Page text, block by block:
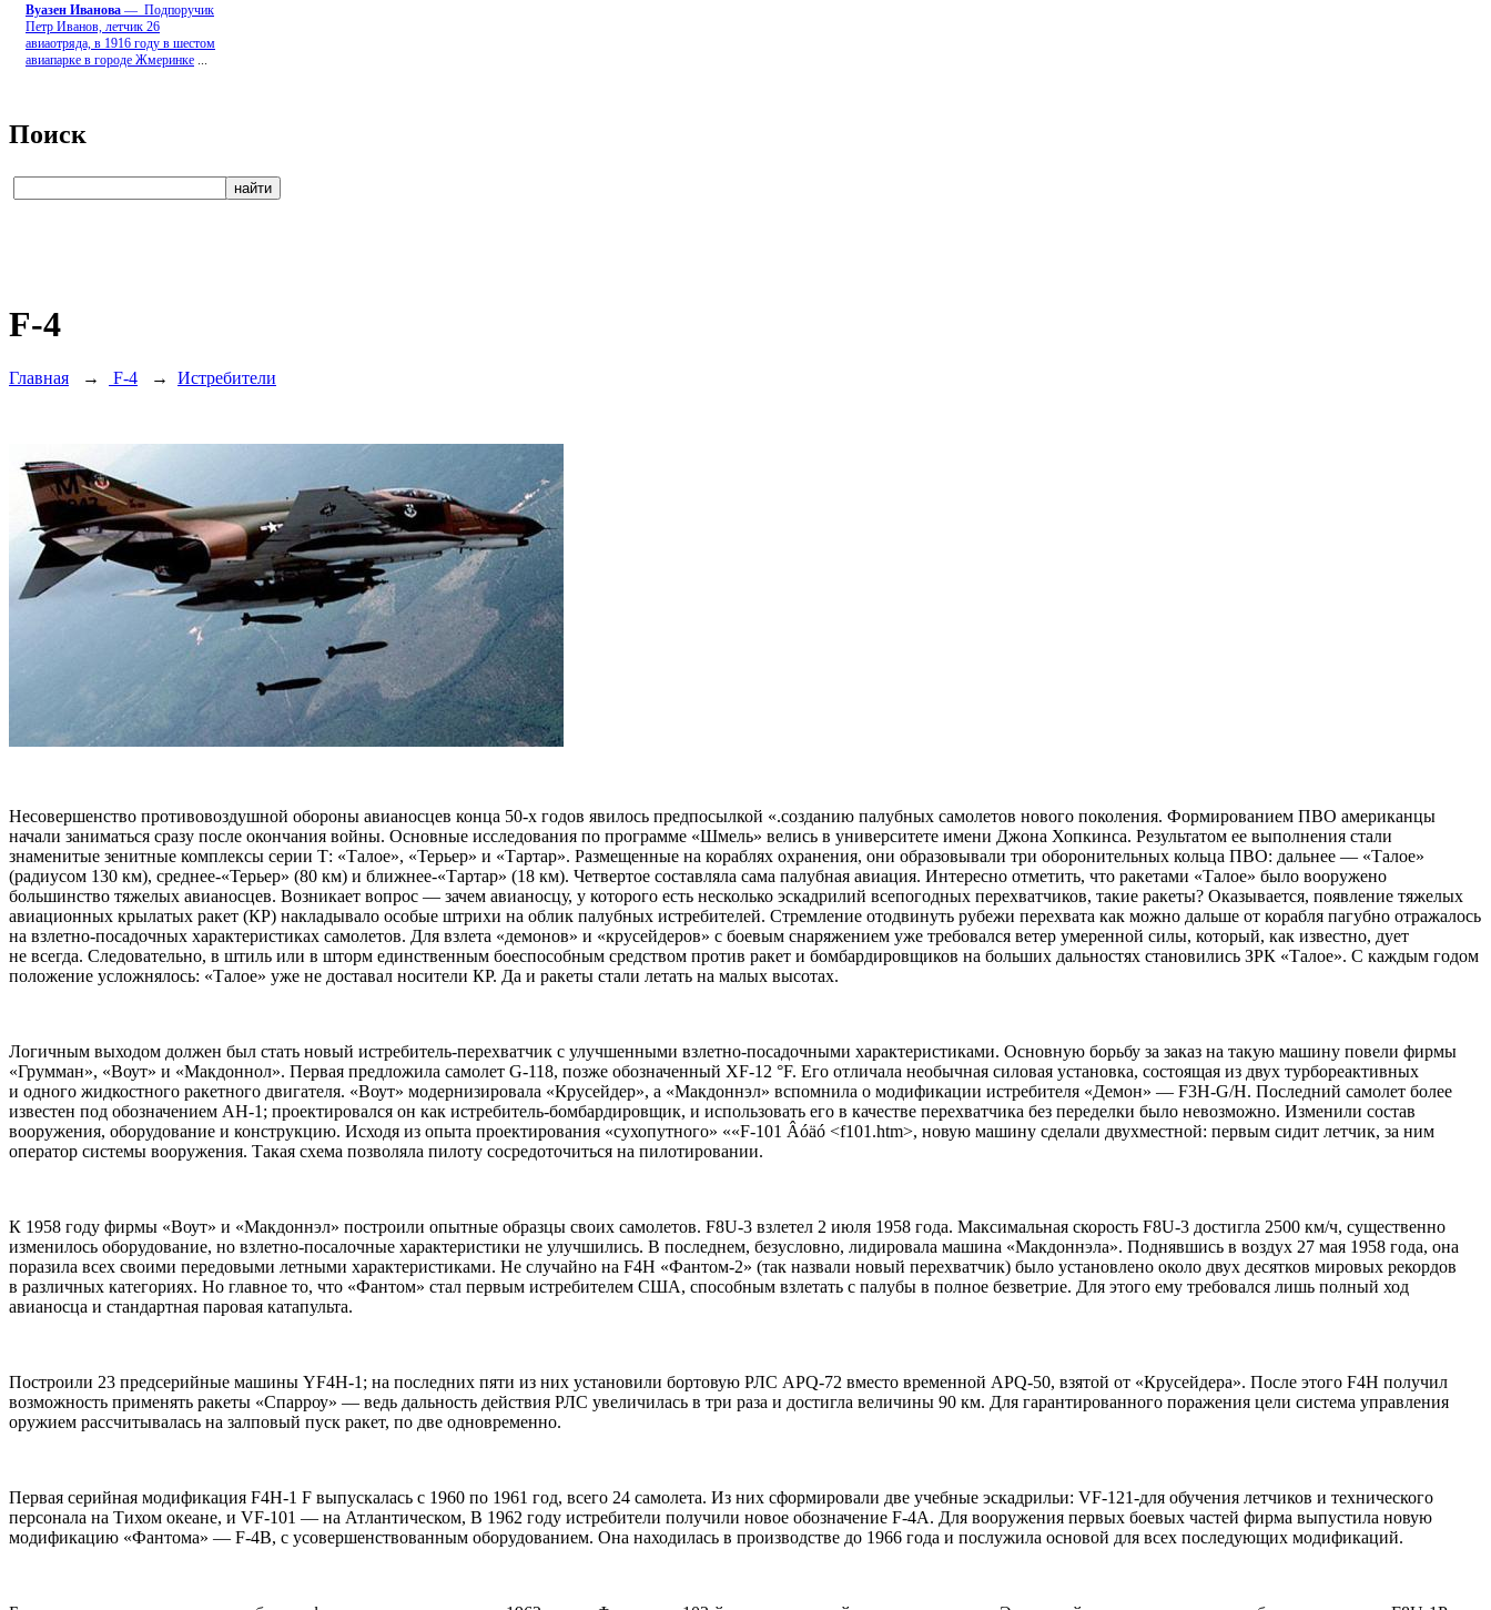
Вуазен Иванова — Подпоручик
Петр Иванов, летчик 26
авиаотряда, в 1916 году в шестом
авиапарке в городе Жмеринке
Поиск
F-4
Главная → F-4 → Истребители
Несовершенство противовоздушной обороны авианосцев конца 50-х годов явилось предпосылкой «.созданию палубных самолетов нового поколения. Формированием ПВО американцы
начали заниматься сразу после окончания войны. Основные исследования по программе «Шмель» велись в университете имени Джона Хопкинса. Результатом ее выполнения стали
знаменитые зенитные комплексы серии Т: «Талое», «Терьер» и «Тартар». Размещенные на кораблях охранения, они образовывали три оборонительных кольца ПВО: дальнее — «Талое»
(радиусом 130 км), среднее-«Терьер» (80 км) и ближнее-«Тартар» (18 км). Четвертое составляла сама палубная авиация. Интересно отметить, что ракетами «Талое» было вооружено
большинство тяжелых авианосцев. Возникает вопрос — зачем авианосцу, у которого есть несколько эскадрилий всепогодных перехватчиков, такие ракеты? Оказывается, появление тяжелых
авиационных крылатых ракет (КР) накладывало особые штрихи на облик палубных истребителей. Стремление отодвинуть рубежи перехвата как можно дальше от корабля пагубно отражалось
на взлетно-посадочных характеристиках самолетов. Для взлета «демонов» и «крусейдеров» с боевым снаряжением уже требовался ветер умеренной силы, который, как известно, дует
не всегда. Следовательно, в штиль или в шторм единственным боеспособным средством против ракет и бомбардировщиков на больших дальностях становились ЗРК «Талое». С каждым годом
положение усложнялось: «Талое» уже не доставал носители КР. Да и ракеты стали летать на малых высотах.
Логичным выходом должен был стать новый истребитель-перехватчик с улучшенными взлетно-посадочными характеристиками. Основную борьбу за заказ на такую машину повели фирмы
«Грумман», «Воут» и «Макдоннол». Первая предложила самолет G-118, позже обозначенный XF-12 °F. Его отличала необычная силовая установка, состоящая из двух турбореактивных
и одного жидкостного ракетного двигателя. «Воут» модернизировала «Крусейдер», а «Макдоннэл» вспомнила о модификации истребителя «Демон» — F3H-G/H. Последний самолет более
известен под обозначением АН-1; проектировался он как истребитель-бомбардировщик, и использовать его в качестве перехватчика без переделки было невозможно. Изменили состав
вооружения, оборудование и конструкцию. Исходя из опыта проектирования «сухопутного» ««F-101 Âóäó <f101.htm>, новую машину сделали двухместной: первым сидит летчик, за ним
оператор системы вооружения. Такая схема позволяла пилоту сосредоточиться на пилотировании.
К 1958 году фирмы «Воут» и «Макдоннэл» построили опытные образцы своих самолетов. F8U-3 взлетел 2 июля 1958 года. Максимальная скорость F8U-3 достигла 2500 км/ч, существенно
изменилось оборудование, но взлетно-посалочные характеристики не улучшились. В последнем, безусловно, лидировала машина «Макдоннэла». Поднявшись в воздух 27 мая 1958 года, она
поразила всех своими передовыми летными характеристиками. Не случайно на F4H «Фантом-2» (так назвали новый перехватчик) было установлено около двух десятков мировых рекордов
в различных категориях. Но главное то, что «Фантом» стал первым истребителем США, способным взлетать с палубы в полное безветрие. Для этого ему требовался лишь полный ход
авианосца и стандартная паровая катапульта.
Построили 23 предсерийные машины YF4H-1; на последних пяти из них установили бортовую РЛС APQ-72 вместо временной APQ-50, взятой от «Крусейдера». После этого F4H получил
возможность применять ракеты «Спарроу» — ведь дальность действия РЛС увеличилась в три раза и достигла величины 90 км. Для гарантированного поражения цели система управления
оружием рассчитывалась на залповый пуск ракет, по две одновременно.
Первая серийная модификация F4H-1 F выпускалась с 1960 по 1961 год, всего 24 самолета. Из них сформировали две учебные эскадрильи: VF-121-для обучения летчиков и технического
персонала на Тихом океане, и VF-101 — на Атлантическом, В 1962 году истребители получили новое обозначение F-4A. Для вооружения первых боевых частей фирма выпустила новую
модификацию «Фантома» — F-4B, с усовершенствованным оборудованием. Она находилась в производстве до 1966 года и послужила основой для всех последующих модификаций.